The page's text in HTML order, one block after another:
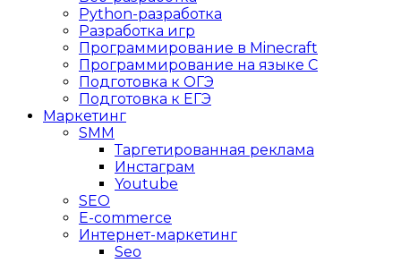
Python-разработка
Разработка игр
Программирование в Minecraft
Программирование на языке C
Подготовка к ОГЭ
Подготовка к ЕГЭ
Маркетинг
SMM
Таргетированная реклама
Инстаграм
Youtube
SEO
E-сommerce
Интернет-маркетинг
Seo